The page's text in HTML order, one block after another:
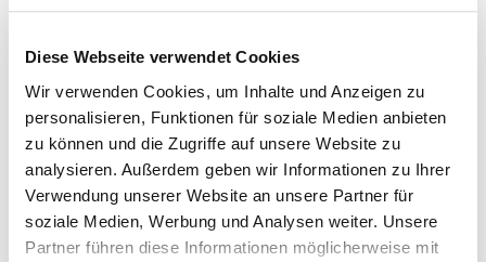
Diese Webseite verwendet Cookies
Wir verwenden Cookies, um Inhalte und Anzeigen zu
personalisieren, Funktionen für soziale Medien anbieten
zu können und die Zugriffe auf unsere Website zu
analysieren. Außerdem geben wir Informationen zu Ihrer
Verwendung unserer Website an unsere Partner für
soziale Medien, Werbung und Analysen weiter. Unsere
Partner führen diese Informationen möglicherweise mit
Previous
Next